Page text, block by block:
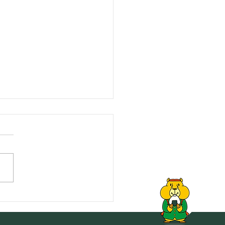
ダ作り】知っておきた